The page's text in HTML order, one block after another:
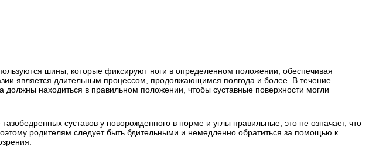
шины, которые фиксируют ноги в определенном положении, обеспечивая
является длительным процессом, продолжающимся полгода и более. В течение
должны находиться в правильном положении, чтобы суставные поверхности могли
суставов у новорожденного в норме и углы правильные, это не означает, что
родителям следует быть бдительными и немедленно обратиться за помощью к